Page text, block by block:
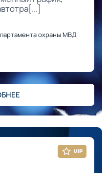
охраны МВД